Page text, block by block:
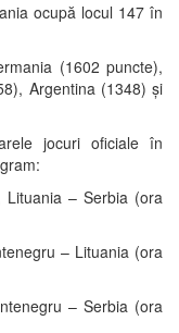
ocupă locul 147 în
(1602 puncte),
Argentina (1348) și
jocuri oficiale în
Lituania – Serbia (ora
– Lituania (ora
– Serbia (ora